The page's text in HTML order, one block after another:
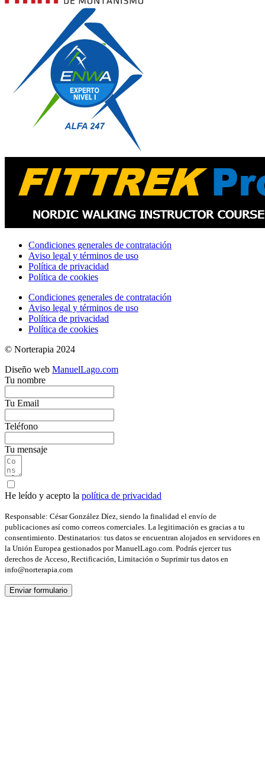
Condiciones generales de contratación
Aviso legal y términos de uso
Política de privacidad
Política de cookies
Condiciones generales de contratación
Aviso legal y términos de uso
Política de privacidad
Política de cookies
© Norterapia 2024
Diseño web ManuelLago.com
Tu nombre
Tu Email
Teléfono
Tu mensaje
He leído y acepto la política de privacidad
Responsable: César González Díez, siendo la finalidad el envío de
publicaciones así como correos comerciales. La legitimación es gracias a tu
consentimiento. Destinatarios: tus datos se encuentran alojados en servidores en
la Unión Europea gestionados por ManuelLago.com. Podrás ejercer tus
derechos de Acceso, Rectificación, Limitación o Suprimir tus datos en
info@norterapia.com
Enviar formulario